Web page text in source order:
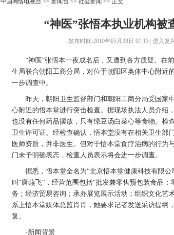
“神医”张悟本执业机构被
发布时间:2010年05月28日 07:15 | 进入复
“神医”张悟本一夜成名后，又遭到各方质疑。在
生局联合朝阳工商分局，对位于朝阳区奥体中心附近
一步调查中。
昨天，朝阳卫生监督部门和朝阳工商分局受国家
心附近的悟本堂进行突击检查。据现场执法人员介绍
也没有任何药品摆放，只有绿豆汤白菜心等食物。检
卫生许可证。经检查确认，悟本堂没有在相关卫生部
医师资质，并非医生。但对于悟本堂食疗治病的行为
门未予明确表态，检查人员表示将会进一步调查。
据悉，悟本堂全名为“北京悟本堂健康科技有限公
叫“唐燕飞”，经营范围包括“批发兼零售预包装食品
务；经济贸易咨询；承办展览展示活动；组织文化艺
系上悟本堂媒体总监肖肖，她要求记者发送采访提纲
复。
-新闻背景